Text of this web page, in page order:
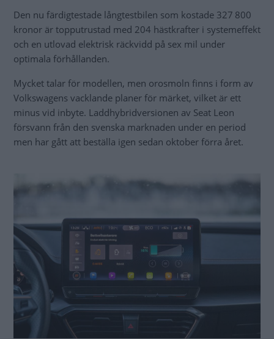
Den nu färdigtestade långtestbilen som kostade 327 800
kronor är topputrustad med 204 hästkrafter i systemeffekt
och en utlovad elektrisk räckvidd på sex mil under
optimala förhållanden.
Mycket talar för modellen, men orosmoln finns i form av
Volkswagens vacklande planer för märket, vilket är ett
minus vid inbyte. Laddhybridversionen av Seat Leon
försvann från den svenska marknaden under en period
men har gått att beställa igen sedan oktober förra året.